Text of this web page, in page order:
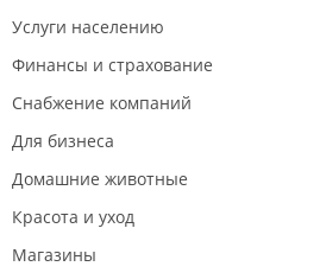
Услуги населению
Финансы и страхование
Снабжение компаний
Для бизнеса
Домашние животные
Красота и уход
Магазины